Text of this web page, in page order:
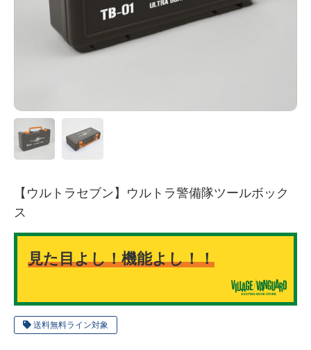
送料無料ライン対象
【ウルトラセブン】ウルトラ警備隊ツールボック
ス
見た目よし！機能よし！！